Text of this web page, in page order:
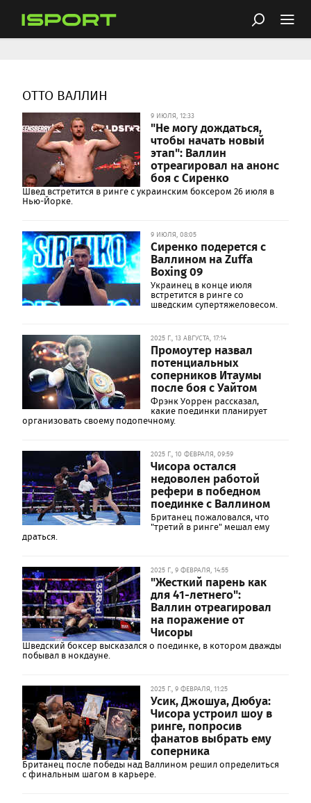
ОТТО ВАЛЛИН
9 ИЮЛЯ, 12:33
"Не могу дождаться,
чтобы начать новый
этап": Валлин
отреагировал на анонс
боя с Сиренко
Швед встретится в ринге с украинским боксером 26 июля в
Нью-Йорке.
9 ИЮЛЯ, 08:05
Сиренко подерется с
Валлином на Zuffa
Boxing 09
Украинец в конце июля
встретится в ринге со
шведским супертяжеловесом.
2025 Г., 13 АВГУСТА, 17:14
Промоутер назвал
потенциальных
соперников Итаумы
после боя с Уайтом
Фрэнк Уоррен рассказал,
какие поединки планирует
организовать своему подопечному.
2025 Г., 10 ФЕВРАЛЯ, 09:59
Чисора остался
недоволен работой
рефери в победном
поединке с Валлином
Британец пожаловался, что
"третий в ринге" мешал ему
драться.
2025 Г., 9 ФЕВРАЛЯ, 14:55
"Жесткий парень как
для 41-летнего":
Валлин отреагировал
на поражение от
Чисоры
Шведский боксер высказался о поединке, в котором дважды
побывал в нокдауне.
2025 Г., 9 ФЕВРАЛЯ, 11:25
Усик, Джошуа, Дюбуа:
Чисора устроил шоу в
ринге, попросив
фанатов выбрать ему
соперника
Британец после победы над Валлином решил определиться
с финальным шагом в карьере.